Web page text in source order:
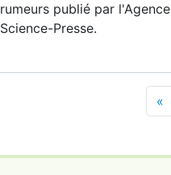
rumeurs publié par l'Agence
Science-Presse.
«